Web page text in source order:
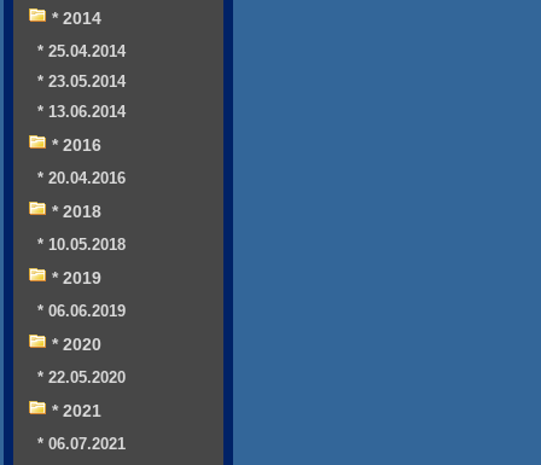
* 2014
* 25.04.2014
* 23.05.2014
* 13.06.2014
* 2016
* 20.04.2016
* 2018
* 10.05.2018
* 2019
* 06.06.2019
* 2020
* 22.05.2020
* 2021
* 06.07.2021